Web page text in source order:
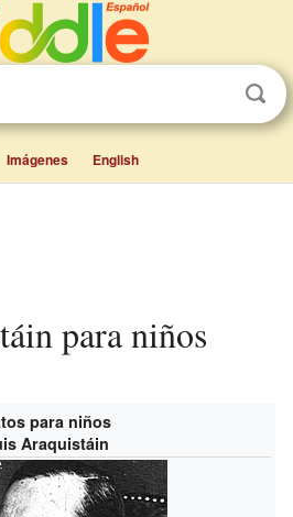
Imágenes English
para niños
para niños
Araquistáin